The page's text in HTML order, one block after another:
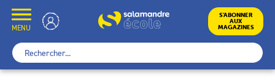
content
MENU
École S’ABONNER
AUX
MAGAZINES
Rechercher :